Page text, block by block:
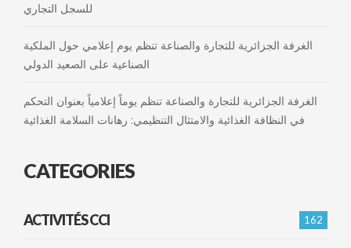
للسجل التجاري
الغرفة الجزائرية للتجارة والصناعة تنظم يوم إعلامي حول الملكية
الصناعية على الصعيد الدولي
الغرفة الجزائرية للتجارة والصناعة تنظم يوماً إعلامياً بعنوان التحكم
في النظافة الغذائية والامتثال التنظيمي: رهانات السلامة الغذائية
CATEGORIES
162
ACTIVITÉS CCI